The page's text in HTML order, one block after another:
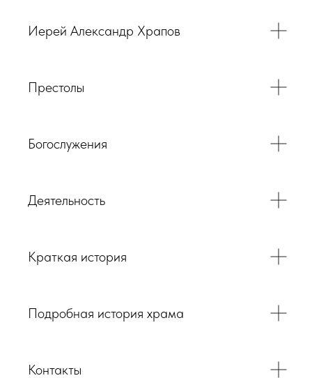
Иерей Александр Храпов
Престолы
Богослужения
Деятельность
Краткая история
Подробная история храма
Контакты